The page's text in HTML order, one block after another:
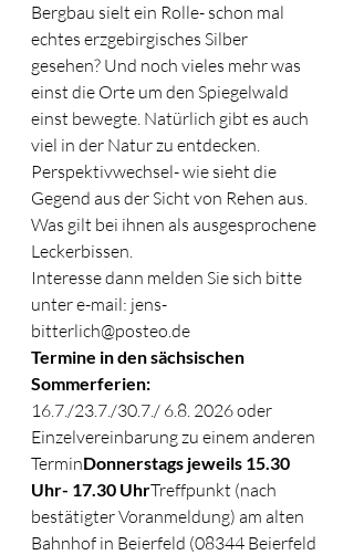
Bergbau sielt ein Rolle- schon mal
echtes erzgebirgisches Silber
gesehen? Und noch vieles mehr was
einst die Orte um den Spiegelwald
einst bewegte. Natürlich gibt es auch
viel in der Natur zu entdecken.
Perspektivwechsel- wie sieht die
Gegend aus der Sicht von Rehen aus.
Was gilt bei ihnen als ausgesprochene
Leckerbissen.
Interesse dann melden Sie sich bitte
unter e-mail: jens-
bitterlich@posteo.de
Termine in den sächsischen
Sommerferien:
16.7./23.7./30.7./ 6.8. 2026 oder
Einzelvereinbarung zu einem anderen
TerminDonnerstags jeweils 15.30
Uhr- 17.30 UhrTreffpunkt (nach
bestätigter Voranmeldung) am alten
Bahnhof in Beierfeld (08344 Beierfeld